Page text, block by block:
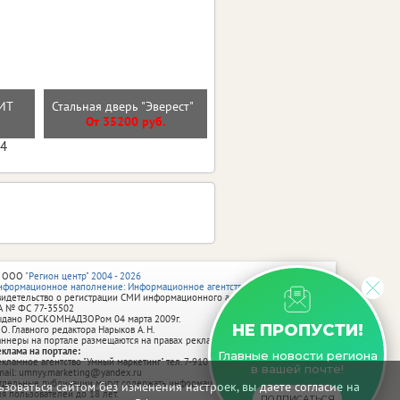
сайтом без изменения настроек, вы даете согласие на
Стальная дверь "Эверест"
От 35200 руб.
НЕ ПРОПУСТИ!
Главные новости региона
в вашей почте!
"Регион центр" 2004 - 2026
наполнение: Информационное агентство vRossii.ru
о регистрации СМИ информационного агентства vRossii.ru
№ ФС 77‑35502
РОСКОМНАДЗОРом 04 марта 2009г.
Главного редактора Нарыков А. Н.
на портале размещаются на правах рекламы.
на портале:
агентство "Умный маркетинг" тел. 7-910-267-70-40,
umnyy.marketing@yandex.ru
публикации могут содержать информацию, не предназначенную
пользователей до 18 лет.